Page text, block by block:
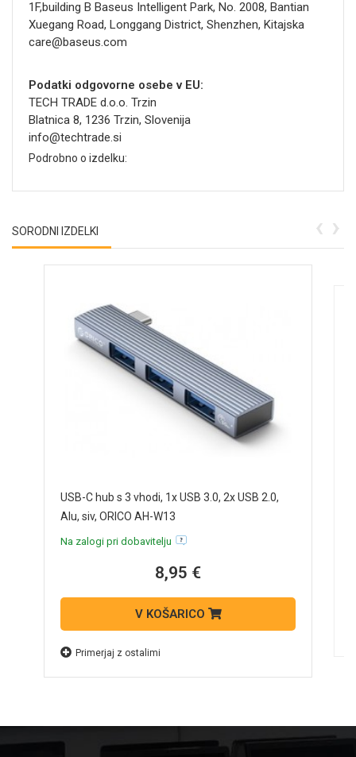
1F,building B Baseus Intelligent Park, No. 2008, Bantian
Xuegang Road, Longgang District, Shenzhen, Kitajska
care@baseus.com
Podatki odgovorne osebe v EU:
TECH TRADE d.o.o. Trzin
Blatnica 8, 1236 Trzin, Slovenija
info@techtrade.si
Podrobno o izdelku:
SORODNI IZDELKI
USB-C hub s 3 vhodi, 1x USB 3.0, 2x USB 2.0,
Alu, siv, ORICO AH-W13
Na zalogi pri dobavitelju
8,95 €
V KOŠARICO
Primerjaj z ostalimi
‹ ›